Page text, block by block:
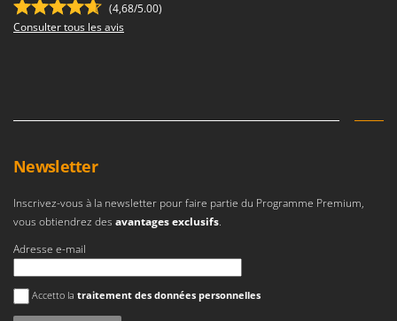
Novatec
Oliviero
Olix
OMA
Omas
Ompagrill
Ooni
(4,68/5.00)
Consulter tous les avis
Newsletter
Inscrivez-vous à la newsletter pour faire partie du Programme Premium,
vous obtiendrez des avantages exclusifs.
Adresse e-mail
Une erreur est survenue
Accetto la traitement des données personnelles